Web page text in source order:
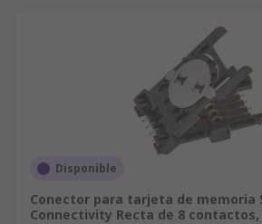
""/web/c/tools/soldering-
tools/solders/?redirect-
Disponible
Conector para tarjeta de memoria
Connectivity Recta de 8 contactos,